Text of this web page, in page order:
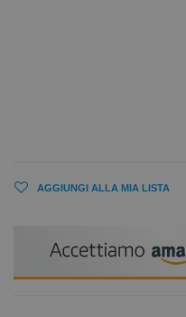
AGGIUNGI ALLA MIA LISTA